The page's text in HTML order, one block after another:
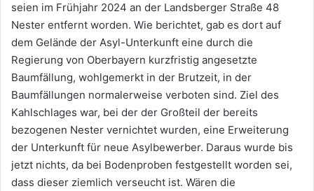
seien im Frühjahr 2024 an der Landsberger Straße 48
Nester entfernt worden. Wie berichtet, gab es dort auf
dem Gelände der Asyl-Unterkunft eine durch die
Regierung von Oberbayern kurzfristig angesetzte
Baumfällung, wohlgemerkt in der Brutzeit, in der
Baumfällungen normalerweise verboten sind. Ziel des
Kahlschlages war, bei der der Großteil der bereits
bezogenen Nester vernichtet wurden, eine Erweiterung
der Unterkunft für neue Asylbewerber. Daraus wurde bis
jetzt nichts, da bei Bodenproben festgestellt worden sei,
dass dieser ziemlich verseucht ist. Wären die